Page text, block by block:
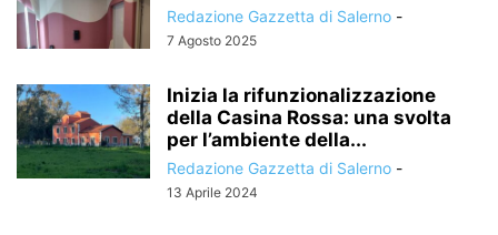
Redazione Gazzetta di Salerno -
7 Agosto 2025
Inizia la rifunzionalizzazione
della Casina Rossa: una svolta
per l’ambiente della...
Redazione Gazzetta di Salerno -
13 Aprile 2024